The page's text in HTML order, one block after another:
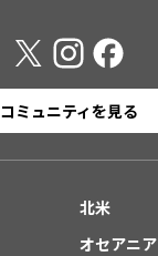
コミュニティを見る
北米
オセアニア